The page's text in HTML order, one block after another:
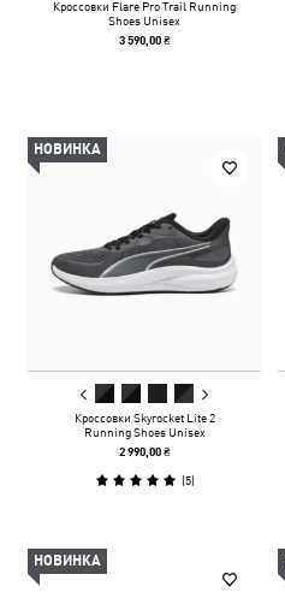
Кроссовки Flare Pro Trail Running
Shoes Unisex
3 590,00 ₴
НОВИНКА
Кроссовки Skyrocket Lite 2
Running Shoes Unisex
2 990,00 ₴
(5)
НОВИНКА